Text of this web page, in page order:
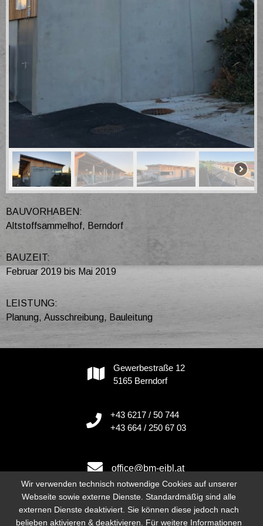
BAUVORHABEN:
Altstoffsammelhof, Berndorf
BAUZEIT:
Februar 2019 bis Mai 2019
LEISTUNG:
Planung, Ausschreibung, Bauleitung
Gewerbestraße 12
5165 Berndorf
+43 6217 / 50 744
+43 664 / 250 67 03
office@bm-eibl.at
Instagram
Wir verwenden technisch notwendige Cookies auf unserer
Webseite sowie externe Dienste. Standardmäßig sind alle
externen Dienste deaktiviert. Sie können diese jedoch nach
belieben aktivieren & deaktivieren. Für weitere Informationen